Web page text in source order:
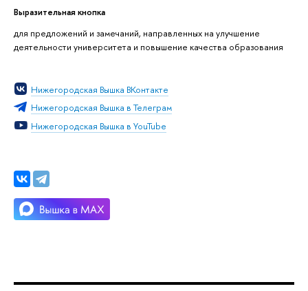
Выразительная кнопка
для предложений и замечаний, направленных на улучшение
деятельности университета и повышение качества образования
Нижегородская Вышка ВКонтакте
Нижегородская Вышка в Телеграм
Нижегородская Вышка в YouTube